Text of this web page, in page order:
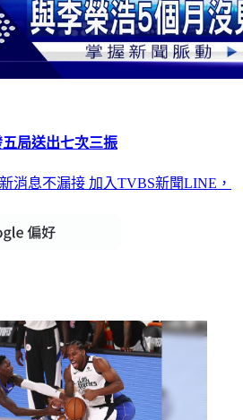
局送出七次三振
消息不漏接 加入TVBS新聞LINE，